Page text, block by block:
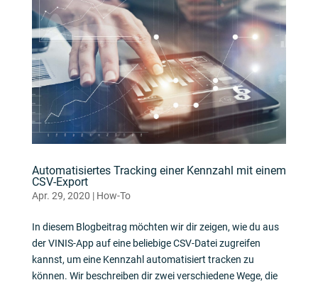
Automatisiertes Tracking einer Kennzahl mit einem
CSV-Export
Apr. 29, 2020 | How-To
In diesem Blogbeitrag möchten wir dir zeigen, wie du aus
der VINIS-App auf eine beliebige CSV-Datei zugreifen
kannst, um eine Kennzahl automatisiert tracken zu
können. Wir beschreiben dir zwei verschiedene Wege, die